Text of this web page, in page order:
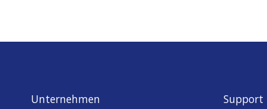
Unternehmen Support